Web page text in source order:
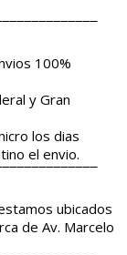
100%
y Gran
los dias
el envio.
ubicados
de Av. Marcelo